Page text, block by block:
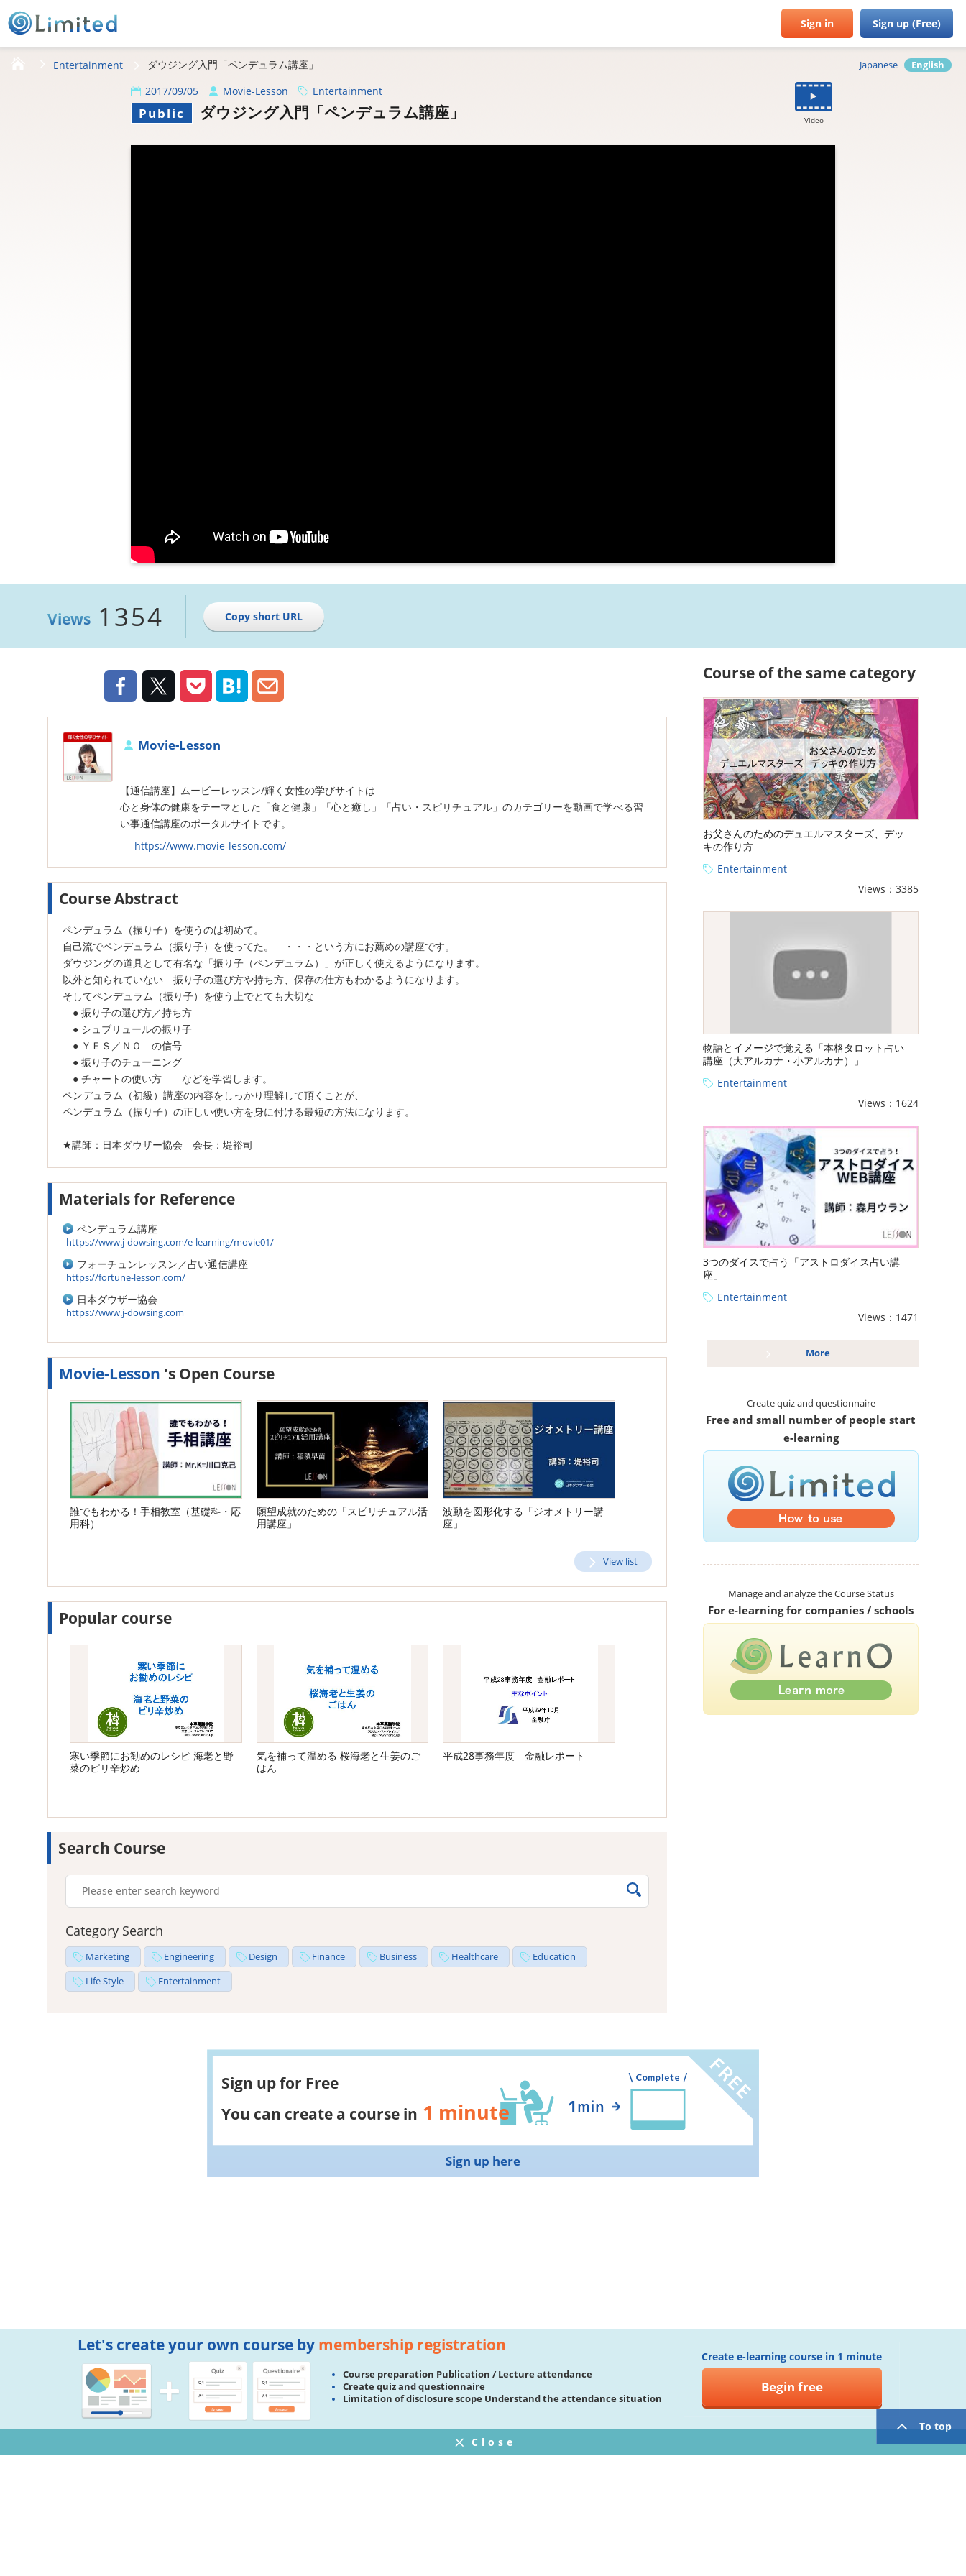
Sign in Sign up (Free)
HOMEEntertainment ダウジング入門「ペンデュラム講座」 Japanese English
2017/09/05 Movie-Lesson Entertainment
Public ダウジング入門「ペンデュラム講座」 Video
Views 1354 Copy short URL
Movie-Lesson
【通信講座】ムービーレッスン/輝く女性の学びサイトは
心と身体の健康をテーマとした「食と健康」「心と癒し」「占い・スピリチュアル」のカテゴリーを動画で学べる習
い事通信講座のポータルサイトです。
https://www.movie-lesson.com/
Course Abstract
ペンデュラム（振り子）を使うのは初めて。
自己流でペンデュラム（振り子）を使ってた。 ・・・という方にお薦めの講座です。
ダウジングの道具として有名な「振り子（ペンデュラム）」が正しく使えるようになります。
以外と知られていない 振り子の選び方や持ち方、保存の仕方もわかるようになります。
そしてペンデュラム（振り子）を使う上でとても大切な
● 振り子の選び方／持ち方
● シュブリュールの振り子
● ＹＥＳ／ＮＯ の信号
● 振り子のチューニング
● チャートの使い方 などを学習します。
ペンデュラム（初級）講座の内容をしっかり理解して頂くことが、
ペンデュラム（振り子）の正しい使い方を身に付ける最短の方法になります。
★講師：日本ダウザー協会 会長：堤裕司
Materials for Reference
ペンデュラム講座
https://www.j-dowsing.com/e-learning/movie01/
フォーチュンレッスン／占い通信講座
https://fortune-lesson.com/
日本ダウザー協会
https://www.j-dowsing.com
Movie-Lesson 's Open Course
誰でもわかる！手相教室（基礎科・応
用科）
願望成就のための「スピリチュアル活
用講座」
波動を図形化する「ジオメトリー講
座」
View list
Popular course
寒い季節にお勧めのレシピ 海老と野
菜のピリ辛炒め
気を補って温める 桜海老と生姜のご
はん
平成28事務年度 金融レポート
Search Course
Category Search
Marketing Engineering Design Finance Business Healthcare
Education
Life Style
Entertainment
Course of the same category
お父さんのためのデュエルマスターズ、デッ
キの作り方
Entertainment
Views：3385
物語とイメージで覚える「本格タロット占い
講座（大アルカナ・小アルカナ）」
Entertainment
Views：1624
3つのダイスで占う「アストロダイス占い講
座」
Entertainment
Views：1471
More
Create quiz and questionnaire
Free and small number of people start
e-learning
Manage and analyze the Course Status
For e-learning for companies / schools
Sign up for Free
You can create a course in 1 minute
Sign up here
To top
Let's create your own course by membership registration
Course preparation Publication / Lecture attendance
Create quiz and questionnaire
Limitation of disclosure scope Understand the attendance situation
Create e-learning course in 1 minute
Begin free
Close